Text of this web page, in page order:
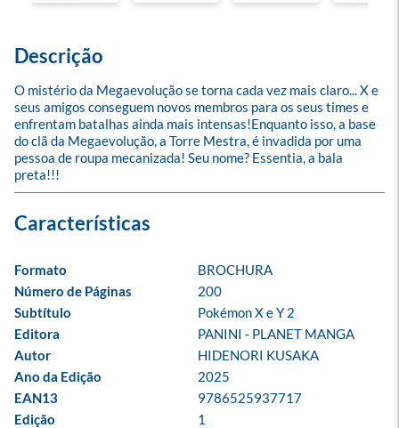
Descrição
O mistério da Megaevolução se torna cada vez mais claro... X e
seus amigos conseguem novos membros para os seus times e
enfrentam batalhas ainda mais intensas!Enquanto isso, a base
do clã da Megaevolução, a Torre Mestra, é invadida por uma
pessoa de roupa mecanizada! Seu nome? Essentia, a bala
preta!!!
Formato
BROCHURA
Número de Páginas
200
Subtítulo
Pokémon X e Y 2
Editora
PANINI - PLANET MANGA
Autor
HIDENORI KUSAKA
Ano da Edição
2025
EAN13
9786525937717
Edição
1